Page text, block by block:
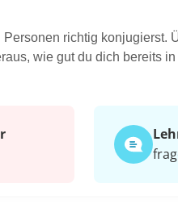
richtig konjugierst.
wie gut du dich bereits